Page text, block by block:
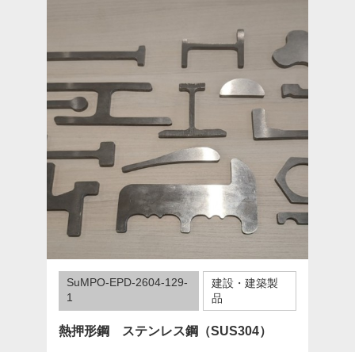
SuMPO-EPD-2604-129-
1
建設・建築製
品
熱押形鋼 ステンレス鋼（SUS304）